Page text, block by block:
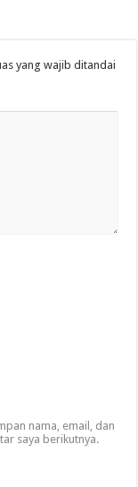
yang wajib ditandai
nama, email, dan
saya berikutnya.